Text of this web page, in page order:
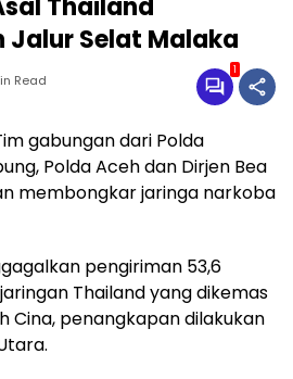
Thailand
Jalur Selat Malaka
Read
1
gabungan dari Polda
Polda Aceh dan Dirjen Bea
membongkar jaringa narkoba
pengiriman 53,6
Thailand yang dikemas
Cina, penangkapan dilakukan